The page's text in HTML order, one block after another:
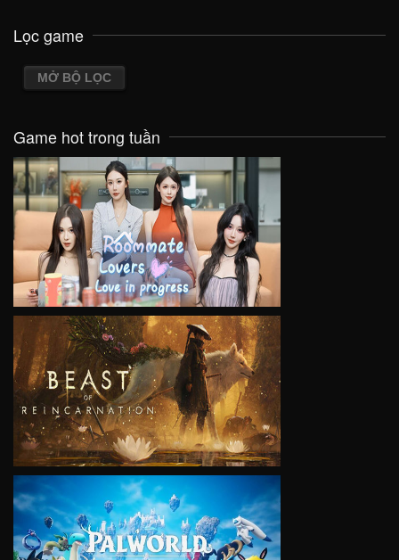
Lọc game
MỞ BỘ LỌC
Game hot trong tuần
VIEW
VIEW
VIEW